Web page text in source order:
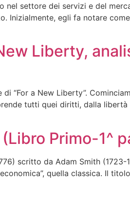
nel settore dei servizi e del
Inizialmente, egli fa notare
Liberty,
“For a New Liberty”.
tutti quei diritti, dalla libertà
Primo-1^
scritto da Adam Smith (1723-
quella classica. Il